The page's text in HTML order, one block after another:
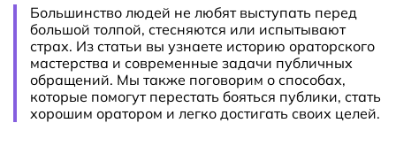
Большинство людей не любят выступать перед
большой толпой, стесняются или испытывают
страх. Из статьи вы узнаете историю ораторского
мастерства и современные задачи публичных
обращений. Мы также поговорим о способах,
которые помогут перестать бояться публики, стать
хорошим оратором и легко достигать своих целей.